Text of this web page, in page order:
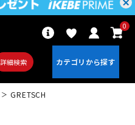
詳細検索
0
GRETSCH